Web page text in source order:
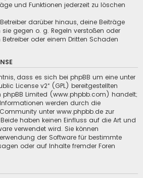
und Funktionen jederzeit zu löschen
darüber hinaus, deine Beiträge
gegen o. g. Regeln verstoßen oder
oder einem Dritten Schaden
dass es sich bei phpBB um eine unter
License v2“ (GPL) bereitgestellten
phpBB Limited (www.phpbb.com) handelt;
werden durch die
unter www.phpbb.de zur
haben keinen Einfluss auf die Art und
verwendet wird. Sie können
der Software für bestimmte
oder auf Inhalte fremder Foren